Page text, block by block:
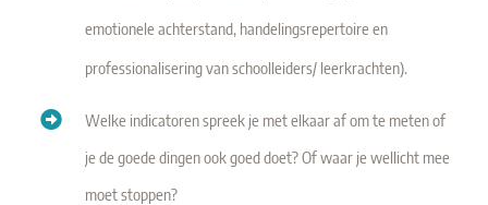
emotionele achterstand, handelingsrepertoire en
professionalisering van schoolleiders/ leerkrachten).
Welke indicatoren spreek je met elkaar af om te meten of
je de goede dingen ook goed doet? Of waar je wellicht mee
moet stoppen?